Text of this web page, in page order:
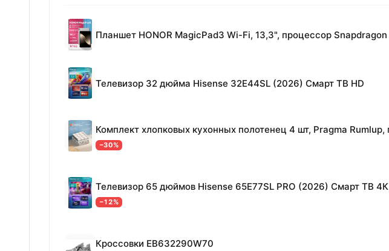
Телевизор 32 дюйма Hisense 32E44SL (2026) Смарт ТВ HD
−30%
Телевизор 65 дюймов Hisense 65E77SL PRO (2026) Смарт ТВ 4К
−12%
Кроссовки EB632290W70